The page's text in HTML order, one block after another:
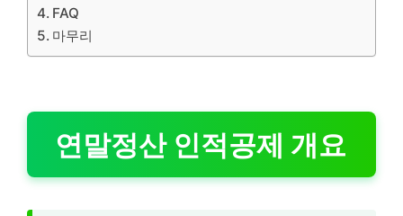
FAQ
마무리
연말정산 인적공제 개요